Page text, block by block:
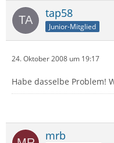
tap58
Junior-Mitglied
24. Oktober 2008 um 19:17
Habe dasselbe Problem!
mrb